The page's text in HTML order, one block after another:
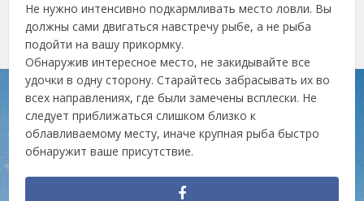
Не нужно интенсивно подкармливать место ловли. Вы
должны сами двигаться навстречу рыбе, а не рыба
подойти на вашу прикормку.
Обнаружив интересное место, не закидывайте все
удочки в одну сторону. Старайтесь забрасывать их во
всех направлениях, где были замечены всплески. Не
следует приближаться слишком близко к
облавливаемому месту, иначе крупная рыба быстро
обнаружит ваше присутствие.